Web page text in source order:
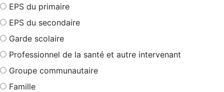
EPS du primaire
EPS du secondaire
Garde scolaire
Professionnel de la santé et autre intervenant
Groupe communautaire
Famille